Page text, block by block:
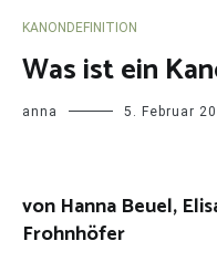
KANONDEFINITION
Was ist ein
anna 5. Februar
von Hanna Beuel,
Frohnhöfer